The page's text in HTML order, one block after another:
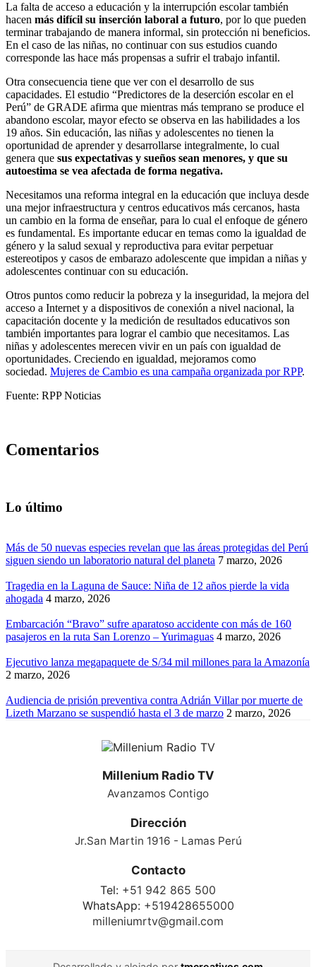
La falta de acceso a educación y la interrupción escolar también
hacen más difícil su inserción laboral a futuro, por lo que pueden
terminar trabajando de manera informal, sin protección ni beneficios.
En el caso de las niñas, no continuar con sus estudios cuando
corresponde las hace más propensas a sufrir el trabajo infantil.
Otra consecuencia tiene que ver con el desarrollo de sus
capacidades. El estudio “Predictores de la deserción escolar en el
Perú” de GRADE afirma que mientras más temprano se produce el
abandono escolar, mayor efecto se observa en las habilidades a los
19 años. Sin educación, las niñas y adolescentes no tienen la
oportunidad de aprender y desarrollarse integralmente, lo cual
genera que sus expectativas y sueños sean menores, y que su
autoestima se vea afectada de forma negativa.
Necesitamos una reforma integral en la educación que incluya desde
una mejor infraestructura y centros educativos más cercanos, hasta
un cambio en la forma de enseñar, para lo cual el enfoque de género
es fundamental. Es importante educar en temas como la igualdad de
género y la salud sexual y reproductiva para evitar perpetuar
estereotipos y casos de embarazo adolescente que impidan a niñas y
adolescentes continuar con su educación.
Otros puntos como reducir la pobreza y la inseguridad, la mejora del
acceso a Internet y a dispositivos de conexión a nivel nacional, la
capacitación docente y la medición de resultados educativos son
también importantes para lograr el cambio que necesitamos. Las
niñas y adolescentes merecen vivir en un país con igualdad de
oportunidades. Creciendo en igualdad, mejoramos como
sociedad. Mujeres de Cambio es una campaña organizada por RPP.
Fuente: RPP Noticias
Comentarios
Lo último
Más de 50 nuevas especies revelan que las áreas protegidas del Perú
siguen siendo un laboratorio natural del planeta 7 marzo, 2026
Tragedia en la Laguna de Sauce: Niña de 12 años pierde la vida
ahogada 4 marzo, 2026
Embarcación “Bravo” sufre aparatoso accidente con más de 160
pasajeros en la ruta San Lorenzo – Yurimaguas 4 marzo, 2026
Ejecutivo lanza megapaquete de S/34 mil millones para la Amazonía
2 marzo, 2026
Audiencia de prisión preventiva contra Adrián Villar por muerte de
Lizeth Marzano se suspendió hasta el 3 de marzo 2 marzo, 2026
Millenium Radio TV
Avanzamos Contigo
Dirección
Jr.San Martin 1916 - Lamas Perú
Contacto
Tel: +51 942 865 500
WhatsApp: +519428655000
milleniumrtv@gmail.com